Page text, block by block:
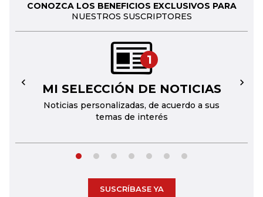
CONOZCA LOS BENEFICIOS EXCLUSIVOS PARA
NUESTROS SUSCRIPTORES
1
MI SELECCIÓN DE NOTICIAS
Noticias personalizadas, de acuerdo a sus
temas de interés
← →
SUSCRÍBASE YA